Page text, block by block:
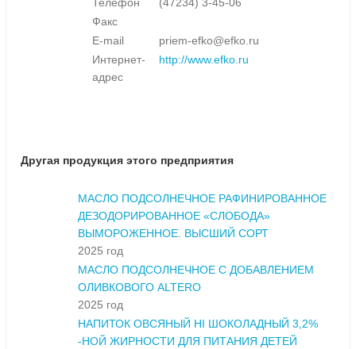
Телефон
(47234) 3-45-06
Факс
E-mail
priem-efko@efko.ru
Интернет-
адрес
http://www.efko.ru
Другая продукция этого предприятия
МАСЛО ПОДСОЛНЕЧНОЕ РАФИНИРОВАННОЕ
ДЕЗОДОРИРОВАННОЕ «СЛОБОДА»
ВЫМОРОЖЕННОЕ. ВЫСШИЙ СОРТ
2025 год
МАСЛО ПОДСОЛНЕЧНОЕ С ДОБАВЛЕНИЕМ
ОЛИВКОВОГО ALTERO
2025 год
НАПИТОК ОВСЯНЫЙ HI ШОКОЛАДНЫЙ 3,2%
-НОЙ ЖИРНОСТИ ДЛЯ ПИТАНИЯ ДЕТЕЙ